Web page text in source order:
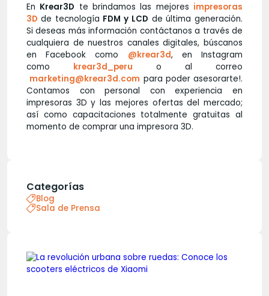
En Krear3D te brindamos las mejores impresoras
3D de tecnología FDM y LCD de última generación.
Si deseas más información contáctanos a través de
cualquiera de nuestros canales digitales, búscanos
en Facebook como @krear3d, en Instagram
como krear3d_peru o al correo
marketing@krear3d.com para poder asesorarte!.
Contamos con personal con experiencia en
impresoras 3D y las mejores ofertas del mercado;
así como capacitaciones totalmente gratuitas al
momento de comprar una impresora 3D.
Categorías
Blog
Sala de Prensa